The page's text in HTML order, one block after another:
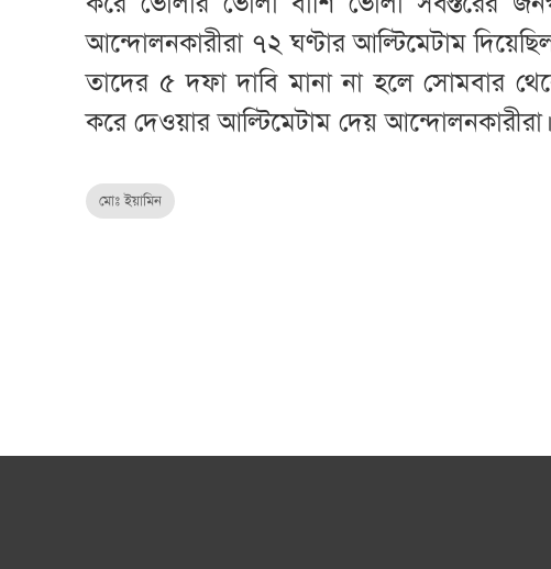
আন্দোলনকারীরা ৭২ ঘণ্টার আল্টিমেটাম
তাদের ৫ দফা দাবি মানা না হলে সোমবার
করে দেওয়ার আল্টিমেটাম দেয়
মোঃ ইয়ামিন